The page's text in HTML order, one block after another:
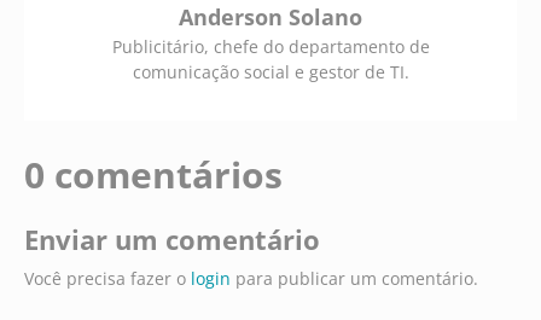
Publicitário, chefe do departamento de
comunicação social e gestor de TI.
Anderson Solano
0 comentários
Enviar um comentário
Você precisa fazer o login para publicar um comentário.